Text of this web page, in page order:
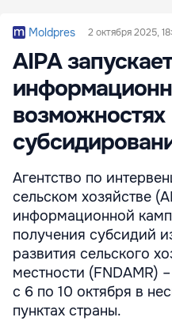
Moldpres 2 октября 2025,
AIPA запускает
возможностях
Агентство по
сельском хозяйстве
информационной
получения субсидий
развития сельского
местности (FNDAMR)
с 6 по 10 октября в
пунктах страны.